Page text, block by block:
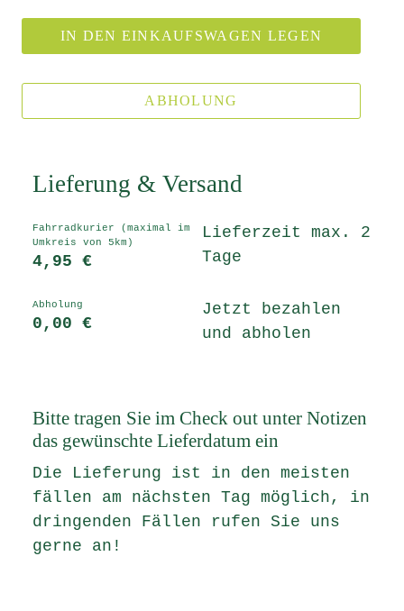
IN DEN EINKAUFSWAGEN LEGEN
ABHOLUNG
Lieferung & Versand
Fahrradkurier (maximal im
Umkreis von 5km)
4,95 €
Lieferzeit max. 2
Tage
Abholung
0,00 €
Jetzt bezahlen
und abholen
Bitte tragen Sie im Check out unter Notizen
das gewünschte Lieferdatum ein
Die Lieferung ist in den meisten
fällen am nächsten Tag möglich, in
dringenden Fällen rufen Sie uns
gerne an!